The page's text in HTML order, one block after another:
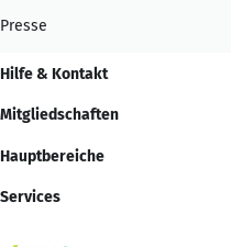
Presse
Hilfe & Kontakt
Mitgliedschaften
Hauptbereiche
Services